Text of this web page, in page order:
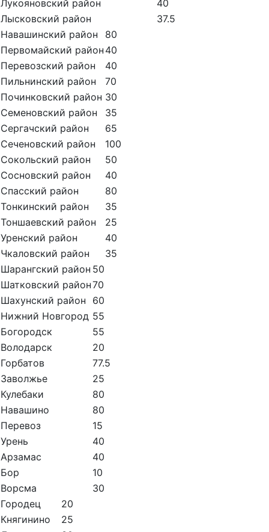
Лукояновский район
40
Лысковский район
37.5
Навашинский район
80
Первомайский район 40
Перевозский район
40
Пильнинский район
70
Починковский район 30
Семеновский район
35
Сергачский район
65
Сеченовский район
100
Сокольский район
50
Сосновский район
40
Спасский район
80
Тонкинский район
35
Тоншаевский район
25
Уренский район
40
Чкаловский район
35
Шарангский район 50
Шатковский район70
Шахунский район
60
Нижний Новгород 55
Богородск
55
Володарск
20
Горбатов
77.5
Заволжье
25
Кулебаки
80
Навашино
80
Перевоз
15
Урень
40
Арзамас
40
Бор
10
Ворсма
30
Городец
20
Княгинино
25